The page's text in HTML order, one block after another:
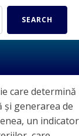
SEARCH
care determină
și generarea de
un indicator